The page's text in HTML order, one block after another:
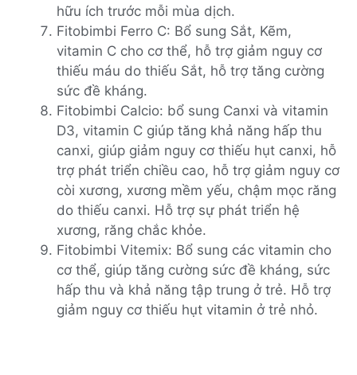
hữu ích trước mỗi mùa dịch.
Fitobimbi Ferro C: Bổ sung Sắt, Kẽm,
vitamin C cho cơ thể, hỗ trợ giảm nguy cơ
thiếu máu do thiếu Sắt, hỗ trợ tăng cường
sức đề kháng.
Fitobimbi Calcio: bổ sung Canxi và vitamin
D3, vitamin C giúp tăng khả năng hấp thu
canxi, giúp giảm nguy cơ thiếu hụt canxi, hỗ
trợ phát triển chiều cao, hỗ trợ giảm nguy cơ
còi xương, xương mềm yếu, chậm mọc răng
do thiếu canxi. Hỗ trợ sự phát triển hệ
xương, răng chắc khỏe.
Fitobimbi Vitemix: Bổ sung các vitamin cho
cơ thể, giúp tăng cường sức đề kháng, sức
hấp thu và khả năng tập trung ở trẻ. Hỗ trợ
giảm nguy cơ thiếu hụt vitamin ở trẻ nhỏ.